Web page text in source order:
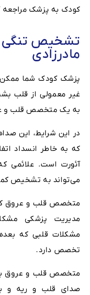
کودک به پزشک مراجعه
تشخیص تنگی
مادرزادی
پزشک کودک شما
غیر معمولی از قلب
به یک متخصص قلب و
در این شرایط، این
که به‌ خاطر انسداد
آئورت است. علائمی
می‌تواند به تشخیص
متخصص قلب و عروق
مدیریت‌ پزشکی
مشکلات قلبی که
تخصص دارد.
متخصص قلب و عروق
صدای قلب و ریه و